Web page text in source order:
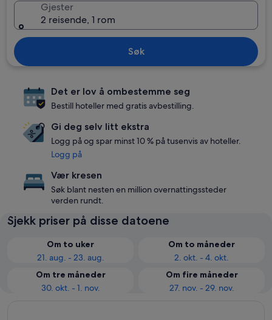
Gjester
2 reisende, 1 rom
Søk
Det er lov å ombestemme seg
Bestill hoteller med gratis avbestilling.
Gi deg selv litt ekstra
Logg på og spar minst 10 % på tusenvis av hoteller.
Logg på
Vær kresen
Søk blant nesten en million overnattingssteder
verden rundt.
Sjekk priser på disse datoene
Om to uker
21. aug. - 23. aug.
Om to måneder
2. okt. - 4. okt.
Om tre måneder
30. okt. - 1. nov.
Om fire måneder
27. nov. - 29. nov.